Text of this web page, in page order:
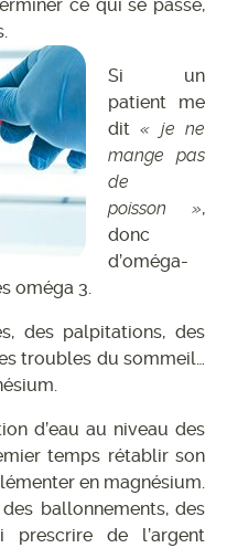
ce qui se passe,
Si un
patient me
dit« je ne
mange pas
de
poisson »,
donc
d’oméga-
oméga 3.
des palpitations, des
troubles du sommeil…
d’eau au niveau des
temps rétablir son
en magnésium.
ballonnements, des
de l’argent